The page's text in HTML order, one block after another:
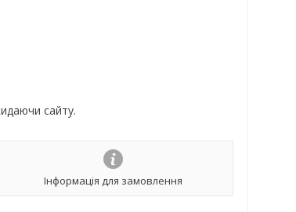
сайту.
Інформація для замовлення